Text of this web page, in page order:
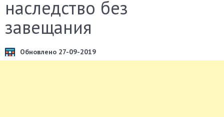
наследство без
завещания
Обновлено 27-09-2019